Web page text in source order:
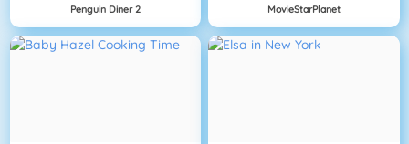
Penguin Diner 2 MovieStarPlanet